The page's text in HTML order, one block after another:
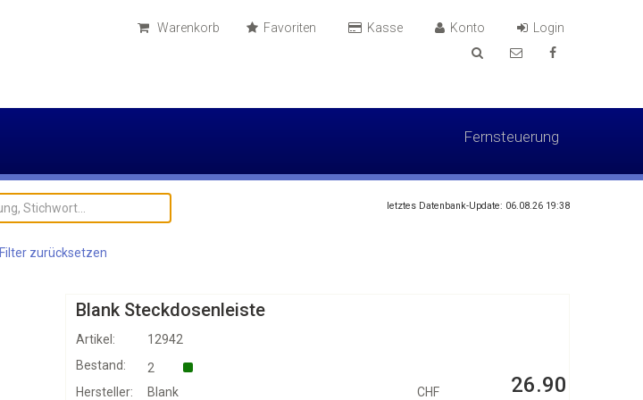
Warenkorb Favoriten Kasse Konto Login
Fernsteuerung
letztes Datenbank-Update: 06.08.26 19:38
Filter zurücksetzen
Blank Steckdosenleiste
Artikel: 12942
CHF 26.90
Bestand:
2
Hersteller:
Blank